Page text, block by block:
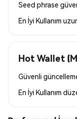
Seed phrase
En İyi Kullanım
Hot Wallet
Güvenli
En İyi Kullanım